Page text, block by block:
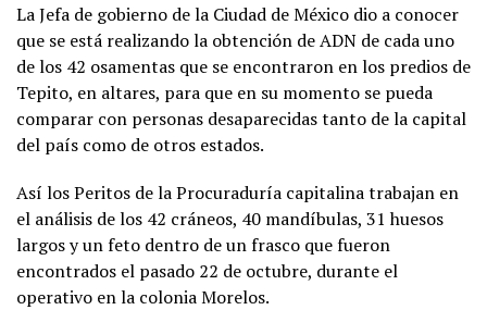
La Jefa de gobierno de la Ciudad de México dio a conocer
que se está realizando la obtención de ADN de cada uno
de los 42 osamentas que se encontraron en los predios de
Tepito, en altares, para que en su momento se pueda
comparar con personas desaparecidas tanto de la capital
del país como de otros estados.
Así los Peritos de la Procuraduría capitalina trabajan en
el análisis de los 42 cráneos, 40 mandíbulas, 31 huesos
largos y un feto dentro de un frasco que fueron
encontrados el pasado 22 de octubre, durante el
operativo en la colonia Morelos.